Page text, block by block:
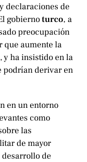
declaraciones de
gobiernoturco, a
preocupación
que aumente la
, y ha insistido en la
podrían derivar en
en un entorno
como
las
de mayor
de